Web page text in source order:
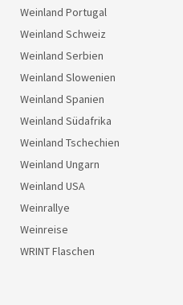
Weinland Portugal
Weinland Schweiz
Weinland Serbien
Weinland Slowenien
Weinland Spanien
Weinland Südafrika
Weinland Tschechien
Weinland Ungarn
Weinland USA
Weinrallye
Weinreise
WRINT Flaschen